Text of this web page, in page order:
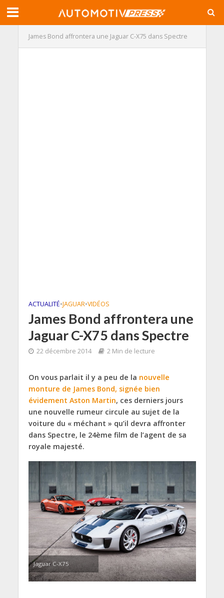
James Bond affrontera une Jaguar C-X75 dans Spectre
ACTUALITÉ•JAGUAR•VIDÉOS
James Bond affrontera une
Jaguar C-X75 dans Spectre
22 décembre 2014 2 Min de lecture
On vous parlait il y a peu de la nouvelle
monture de James Bond, signée bien
évidement Aston Martin, ces derniers jours
une nouvelle rumeur circule au sujet de la
voiture du « méchant » qu’il devra affronter
dans Spectre, le 24ème film de l’agent de sa
royale majesté.
Jaguar C-X75